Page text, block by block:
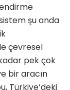
şu anda
çevresel
pek çok
bir aracın
Türkiye’deki